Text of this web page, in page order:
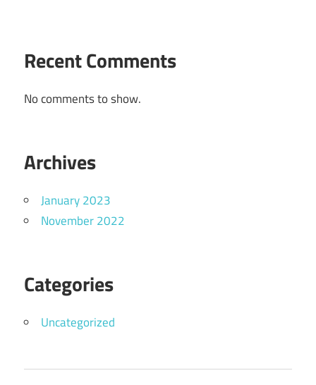
Recent Comments
No comments to show.
Archives
January 2023
November 2022
Categories
Uncategorized